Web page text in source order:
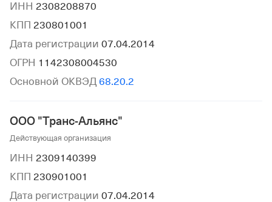
ИНН 2308208870
КПП 230801001
Дата регистрации 07.04.2014
ОГРН 1142308004530
Основной ОКВЭД 68.20.2
ООО "Транс-Альянс"
Действующая организация
ИНН 2309140399
КПП 230901001
Дата регистрации 07.04.2014